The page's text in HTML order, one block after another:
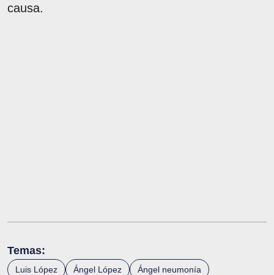
causa.
Temas:
Luis López Ángel López Ángel neumonía